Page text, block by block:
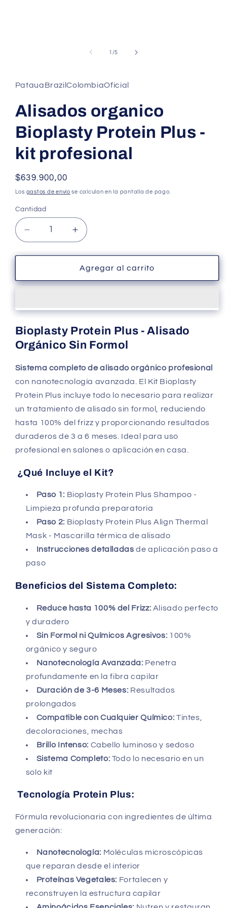
1 /de
5
PatauaBrazilColombiaOficial
Alisados organico
Bioplasty Protein Plus -
kit profesional
Precio
habitual
$639.900,00
Los gastos de envío se calculan en la pantalla de pago.
Cantidad
Reducir
cantidad
para
organico
Plus
kit
profesional
Aumentar
cantidad
para
Alisados
organico
Plus
kit
profesional
Agregar al carrito
Bioplasty Protein Plus - Alisado
Orgánico Sin Formol
Sistema completo de alisado orgánico profesional
con nanotecnología avanzada. El Kit Bioplasty
Protein Plus incluye todo lo necesario para realizar
un tratamiento de alisado sin formol, reduciendo
hasta 100% del frizz y proporcionando resultados
duraderos de 3 a 6 meses. Ideal para uso
profesional en salones o aplicación en casa.
¿Qué Incluye el Kit?
Paso 1: Bioplasty Protein Plus Shampoo -
Limpieza profunda preparatoria
Paso 2: Bioplasty Protein Plus Align Thermal
Mask - Mascarilla térmica de alisado
Instrucciones detalladas de aplicación paso a
paso
Beneficios del Sistema Completo:
Reduce hasta 100% del Frizz: Alisado perfecto
y duradero
Sin Formol ni Químicos Agresivos: 100%
orgánico y seguro
Nanotecnología Avanzada: Penetra
profundamente en la fibra capilar
Duración de 3-6 Meses: Resultados
prolongados
Compatible con Cualquier Químico: Tintes,
decoloraciones, mechas
Brillo Intenso: Cabello luminoso y sedoso
Sistema Completo: Todo lo necesario en un
solo kit
Tecnología Protein Plus:
Fórmula revolucionaria con ingredientes de última
generación:
Nanotecnología: Moléculas microscópicas
que reparan desde el interior
Proteínas Vegetales: Fortalecen y
reconstruyen la estructura capilar